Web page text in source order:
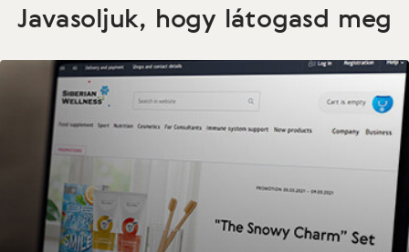
Javasoljuk, hogy látogasd meg